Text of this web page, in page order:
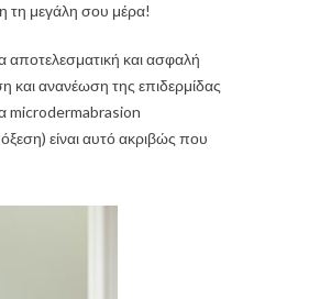
τη μεγάλη σου μέρα!
αποτελεσματική και ασφαλή
και ανανέωση της επιδερμίδας
microdermabrasion
είναι αυτό ακριβώς που